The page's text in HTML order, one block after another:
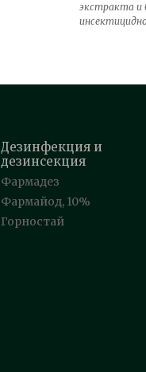
экстракта и
Дезинфекция и
дезинсекция
Фармадез
Фармайод, 10%
Горностай